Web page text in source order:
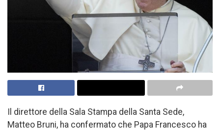
Il direttore della Sala Stampa della Santa Sede,
Matteo Bruni, ha confermato che Papa Francesco ha